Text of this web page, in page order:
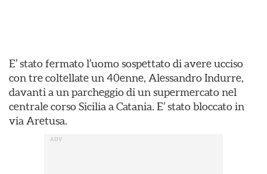
E’ stato fermato l’uomo sospettato di avere ucciso
con tre coltellate un 40enne, Alessandro Indurre,
davanti a un parcheggio di un supermercato nel
centrale corso Sicilia a Catania. E’ stato bloccato in
via Aretusa.